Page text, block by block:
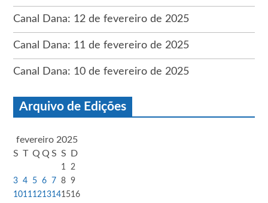
Canal Dana: 12 de fevereiro de 2025
Canal Dana: 11 de fevereiro de 2025
Canal Dana: 10 de fevereiro de 2025
Arquivo de Edições
fevereiro 2025
S T Q Q S S D
1
2
3 4 5 6 7 8 9
1011 1213141516